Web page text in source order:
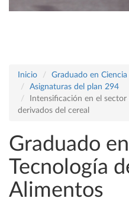
Inicio
Graduado en
Asignaturas del plan 294
Intensificación en el
derivados del cereal
Graduado
Tecnología
Alimentos